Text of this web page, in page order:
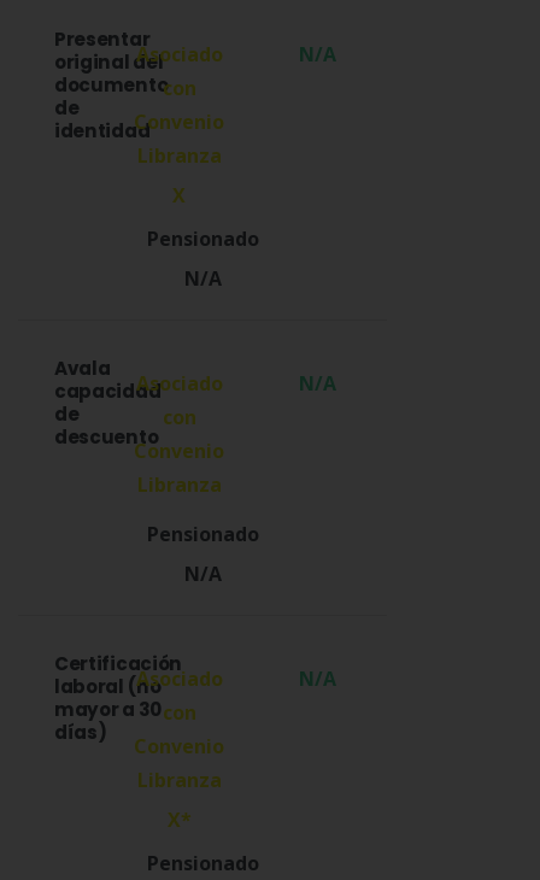
Presentar
original del
documento
de
identidad
X
N/A
N/A
Avala
capacidad
de
descuento
N/A
N/A
Certificación
laboral (no
mayor a 30
días)
X*
N/A